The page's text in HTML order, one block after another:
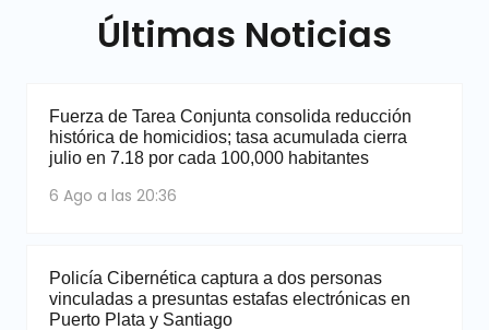
Últimas Noticias
Fuerza de Tarea Conjunta consolida reducción
histórica de homicidios; tasa acumulada cierra
julio en 7.18 por cada 100,000 habitantes
6 Ago a las 20:36
Policía Cibernética captura a dos personas
vinculadas a presuntas estafas electrónicas en
Puerto Plata y Santiago